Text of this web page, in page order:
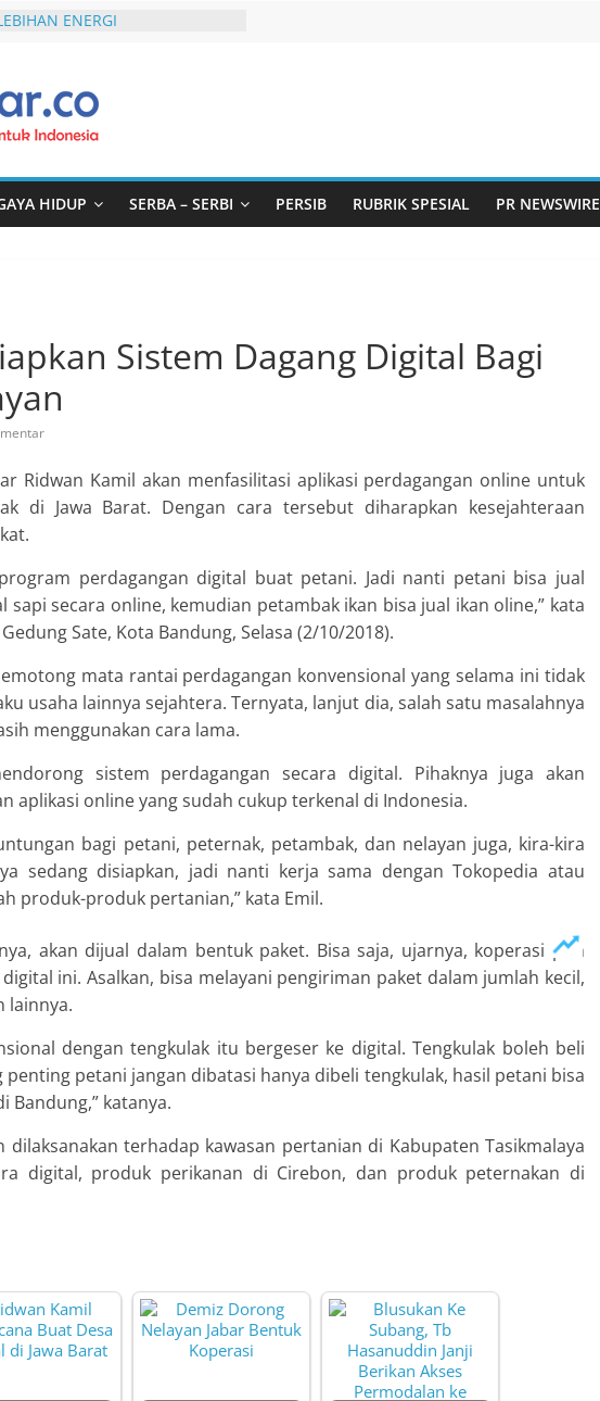
ENERGI
Kasus Pemurtadan
Sejarah, 20 Ribu Anak
Rekor MURI Lewat
Tunas Siliwangi 2026
NGONTÉN MAKA AKU ADA
HIDUP SERBA – SERBI PERSIB RUBRIK SPESIAL PR NEWSWIRE
Sistem Dagang Digital Bagi
Ridwan Kamil akan menfasilitasi aplikasi perdagangan online untuk
di Jawa Barat. Dengan cara tersebut diharapkan kesejahteraan
perdagangan digital buat petani. Jadi nanti petani bisa jual
secara online, kemudian petambak ikan bisa jual ikan oline,” kata
Sate, Kota Bandung, Selasa (2/10/2018).
mata rantai perdagangan konvensional yang selama ini tidak
usaha lainnya sejahtera. Ternyata, lanjut dia, salah satu masalahnya
menggunakan cara lama.
sistem perdagangan secara digital. Pihaknya juga akan
aplikasi online yang sudah cukup terkenal di Indonesia.
bagi petani, peternak, petambak, dan nelayan juga, kira-kira
sedang disiapkan, jadi nanti kerja sama dengan Tokopedia atau
produk-produk pertanian,” kata Emil.
akan dijual dalam bentuk paket. Bisa saja, ujarnya, koperasi pun
ini. Asalkan, bisa melayani pengiriman paket dalam jumlah kecil,
lainnya.
dengan tengkulak itu bergeser ke digital. Tengkulak boleh beli
petani jangan dibatasi hanya dibeli tengkulak, hasil petani bisa
Bandung,” katanya.
terhadap kawasan pertanian di Kabupaten Tasikmalaya
digital, produk perikanan di Cirebon, dan produk peternakan di